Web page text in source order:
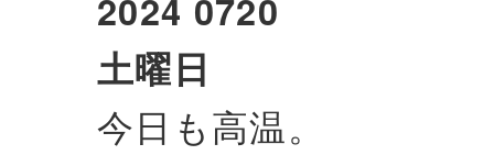
2024 0720
土曜日
今日も高温。